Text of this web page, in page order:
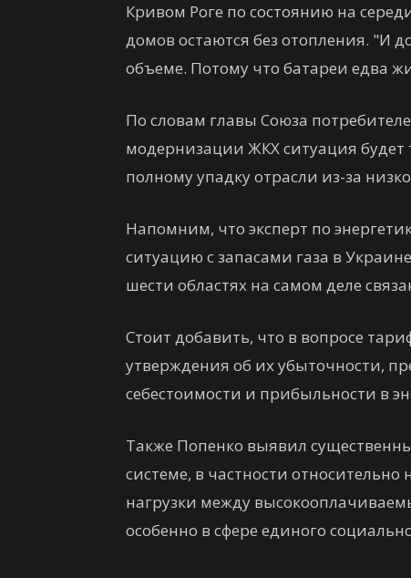
Кривом Роге по состоянию на
домов остаются без отопления. "И
объеме. Потому что батареи едва
По словам главы Союза
модернизации ЖКХ ситуация будет
полному упадку отрасли из-за
Напомним, что эксперт по
ситуацию с запасами газа в
шести областях на самом деле
Стоит добавить, что в вопросе
утверждения об их убыточности,
себестоимости и прибыльности в
Также Попенко выявил
системе, в частности
нагрузки между
особенно в сфере единого